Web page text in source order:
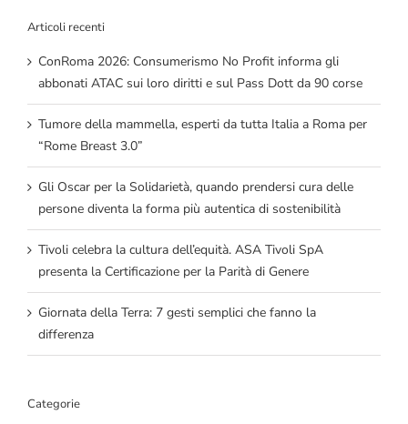
Articoli recenti
ConRoma 2026: Consumerismo No Profit informa gli
abbonati ATAC sui loro diritti e sul Pass Dott da 90 corse
Tumore della mammella, esperti da tutta Italia a Roma per
“Rome Breast 3.0”
Gli Oscar per la Solidarietà, quando prendersi cura delle
persone diventa la forma più autentica di sostenibilità
Tivoli celebra la cultura dell’equità. ASA Tivoli SpA
presenta la Certificazione per la Parità di Genere
Giornata della Terra: 7 gesti semplici che fanno la
differenza
Categorie